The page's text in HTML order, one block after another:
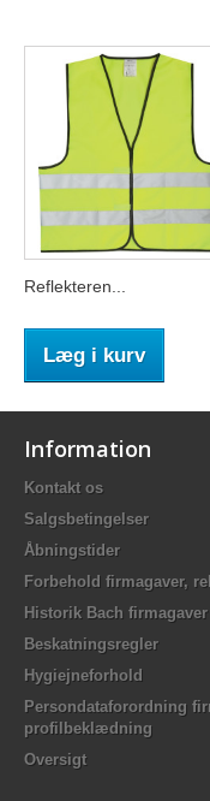
Reflekteren...
Læg i kurv
Information
Kontakt os
Salgsbetingelser
Åbningstider
Forbehold firmagaver,
Historik Bach firmagaver
Beskatningsregler
Hygiejneforhold
Persondataforordning
profilbeklædning
Oversigt